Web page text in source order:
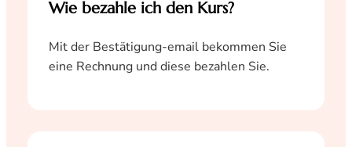
Wie bezahle ich den Kurs?
Mit der Bestätigung-email bekommen Sie
eine Rechnung und diese bezahlen Sie.